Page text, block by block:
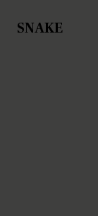
SNAKE